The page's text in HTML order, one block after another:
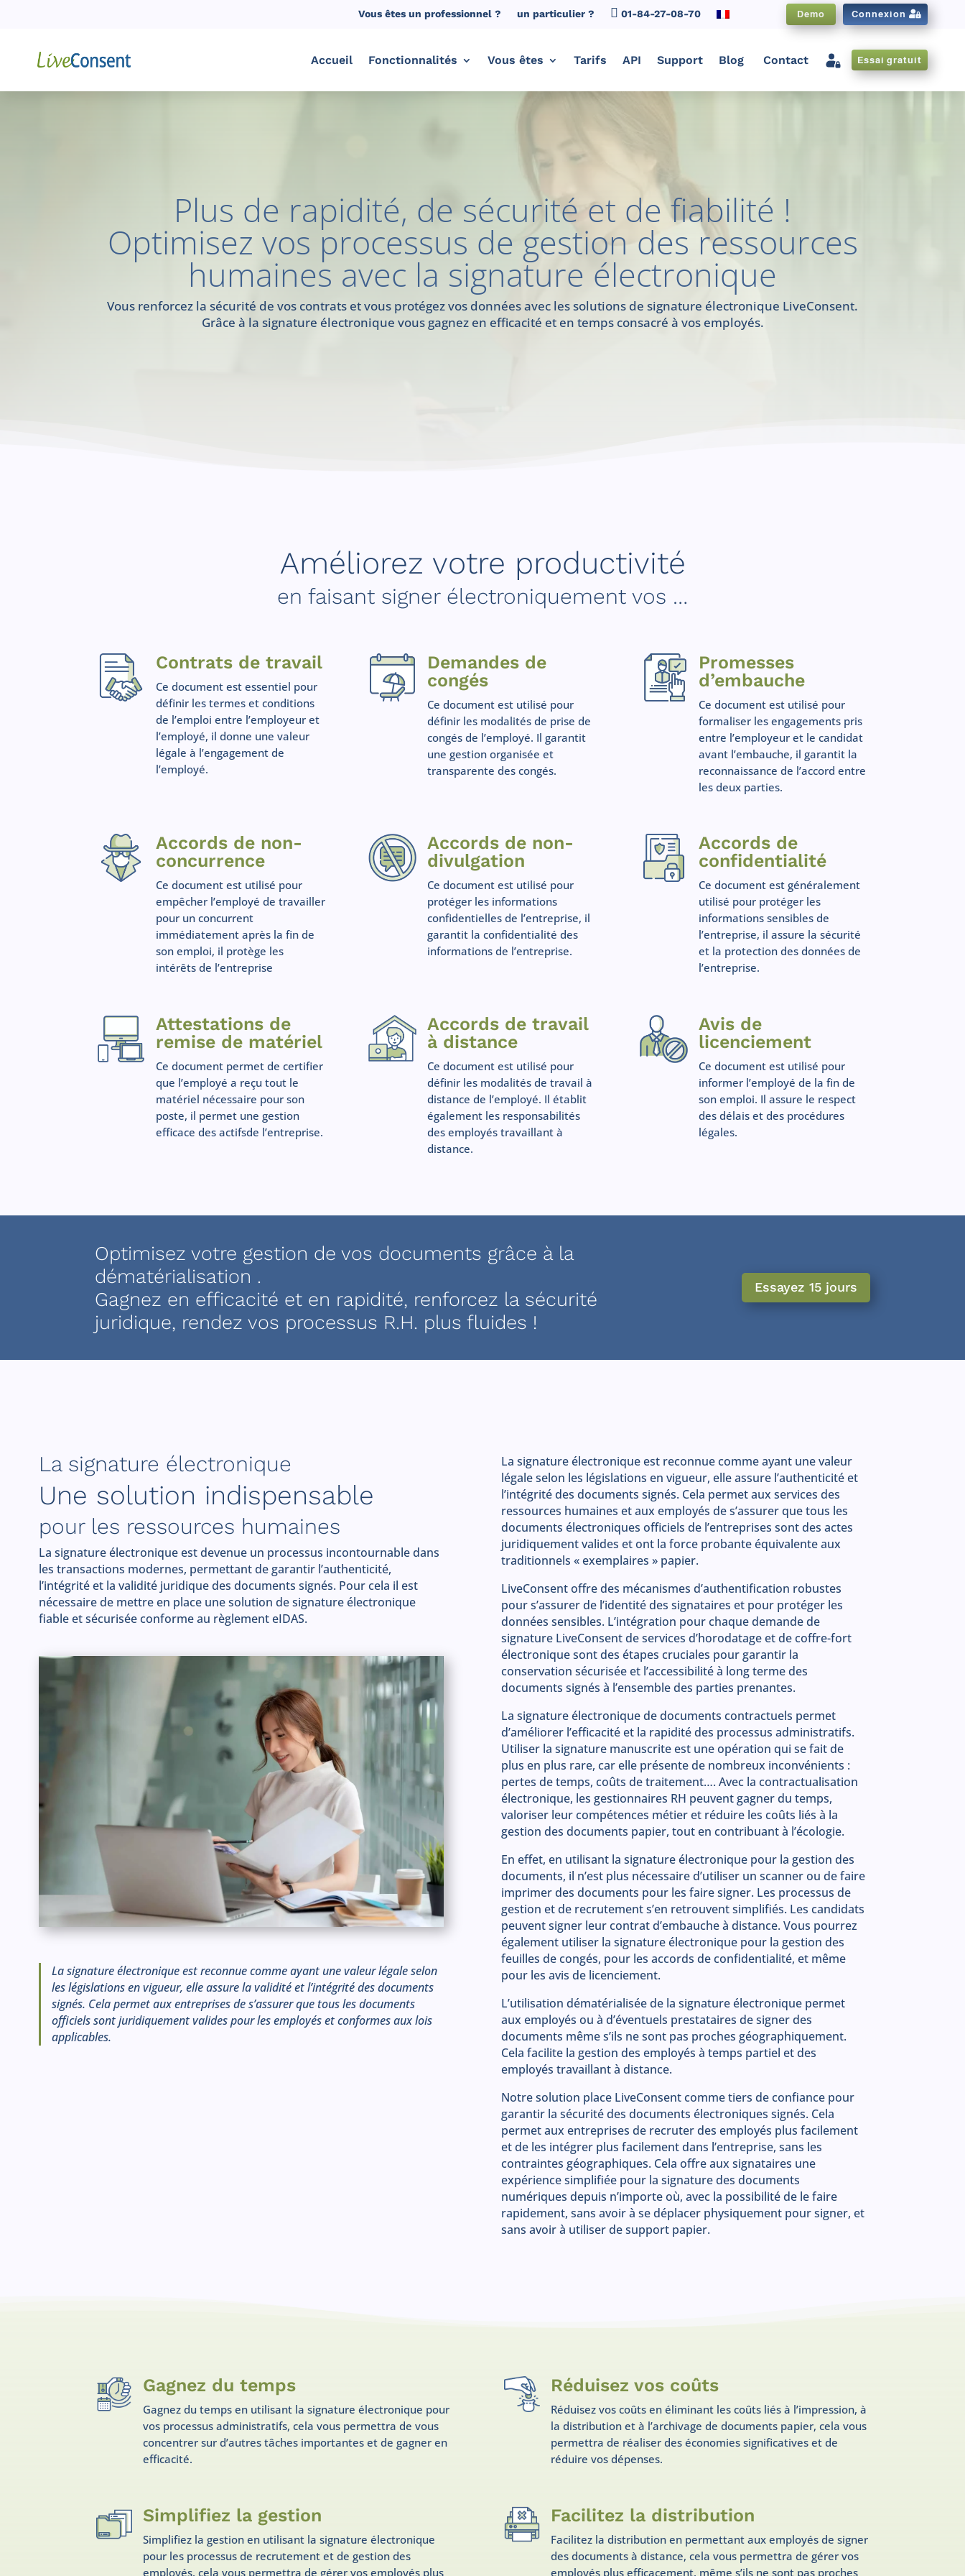
Vous êtes un professionnel ? un particulier ? 01-84-27-08-70 Demo Connexion
Accueil Fonctionnalités Vous êtes Tarifs API Support Blog Contact CNX FREssai gratuit
Plus de rapidité, de sécurité et de fiabilité !
Optimisez vos processus de gestion des ressources
humaines avec la signature électronique
Vous renforcez la sécurité de vos contrats et vous protégez vos données avec les solutions de signature électronique LiveConsent.
Grâce à la signature électronique vous gagnez en efficacité et en temps consacré à vos employés.
Améliorez votre productivité
en faisant signer électroniquement vos …
Contrats de travail
Ce document est essentiel pour
définir les termes et conditions
de l’emploi entre l’employeur et
l’employé, il donne une valeur
légale à l’engagement de
l’employé.
Demandes de
congés
Ce document est utilisé pour
définir les modalités de prise de
congés de l’employé. Il garantit
une gestion organisée et
transparente des congés.
Promesses
d’embauche
Ce document est utilisé pour
formaliser les engagements pris
entre l’employeur et le candidat
avant l’embauche, il garantit la
reconnaissance de l’accord entre
les deux parties.
Accords de non-
concurrence
Ce document est utilisé pour
empêcher l’employé de travailler
pour un concurrent
immédiatement après la fin de
son emploi, il protège les
intérêts de l’entreprise
Accords de non-
divulgation
Ce document est utilisé pour
protéger les informations
confidentielles de l’entreprise, il
garantit la confidentialité des
informations de l’entreprise.
Accords de
confidentialité
Ce document est généralement
utilisé pour protéger les
informations sensibles de
l’entreprise, il assure la sécurité
et la protection des données de
l’entreprise.
Attestations de
remise de matériel
Ce document permet de certifier
que l’employé a reçu tout le
matériel nécessaire pour son
poste, il permet une gestion
efficace des actifsde l’entreprise.
Accords de travail
à distance
Ce document est utilisé pour
définir les modalités de travail à
distance de l’employé. Il établit
également les responsabilités
des employés travaillant à
distance.
Avis de
licenciement
Ce document est utilisé pour
informer l’employé de la fin de
son emploi. Il assure le respect
des délais et des procédures
légales.
Optimisez votre gestion de vos documents grâce à la
dématérialisation .
Gagnez en efficacité et en rapidité, renforcez la sécurité
juridique, rendez vos processus R.H. plus fluides !
Essayez 15 jours
La signature électronique
Une solution indispensable
pour les ressources humaines
La signature électronique est devenue un processus incontournable dans
les transactions modernes, permettant de garantir l’authenticité,
l’intégrité et la validité juridique des documents signés. Pour cela il est
nécessaire de mettre en place une solution de signature électronique
fiable et sécurisée conforme au règlement eIDAS.
La signature électronique est reconnue comme ayant une valeur légale selon
les législations en vigueur, elle assure la validité et l’intégrité des documents
signés. Cela permet aux entreprises de s’assurer que tous les documents
officiels sont juridiquement valides pour les employés et conformes aux lois
applicables.
La signature électronique est reconnue comme ayant une valeur
légale selon les législations en vigueur, elle assure l’authenticité et
l’intégrité des documents signés. Cela permet aux services des
ressources humaines et aux employés de s’assurer que tous les
documents électroniques officiels de l’entreprises sont des actes
juridiquement valides et ont la force probante équivalente aux
traditionnels « exemplaires » papier.
LiveConsent offre des mécanismes d’authentification robustes
pour s’assurer de l’identité des signataires et pour protéger les
données sensibles. L’intégration pour chaque demande de
signature LiveConsent de services d’horodatage et de coffre-fort
électronique sont des étapes cruciales pour garantir la
conservation sécurisée et l’accessibilité à long terme des
documents signés à l’ensemble des parties prenantes.
La signature électronique de documents contractuels permet
d’améliorer l’efficacité et la rapidité des processus administratifs.
Utiliser la signature manuscrite est une opération qui se fait de
plus en plus rare, car elle présente de nombreux inconvénients :
pertes de temps, coûts de traitement…. Avec la contractualisation
électronique, les gestionnaires RH peuvent gagner du temps,
valoriser leur compétences métier et réduire les coûts liés à la
gestion des documents papier, tout en contribuant à l’écologie.
En effet, en utilisant la signature électronique pour la gestion des
documents, il n’est plus nécessaire d’utiliser un scanner ou de faire
imprimer des documents pour les faire signer. Les processus de
gestion et de recrutement s’en retrouvent simplifiés. Les candidats
peuvent signer leur contrat d’embauche à distance. Vous pourrez
également utiliser la signature électronique pour la gestion des
feuilles de congés, pour les accords de confidentialité, et même
pour les avis de licenciement.
L’utilisation dématérialisée de la signature électronique permet
aux employés ou à d’éventuels prestataires de signer des
documents même s’ils ne sont pas proches géographiquement.
Cela facilite la gestion des employés à temps partiel et des
employés travaillant à distance.
Notre solution place LiveConsent comme tiers de confiance pour
garantir la sécurité des documents électroniques signés. Cela
permet aux entreprises de recruter des employés plus facilement
et de les intégrer plus facilement dans l’entreprise, sans les
contraintes géographiques. Cela offre aux signataires une
expérience simplifiée pour la signature des documents
numériques depuis n’importe où, avec la possibilité de le faire
rapidement, sans avoir à se déplacer physiquement pour signer, et
sans avoir à utiliser de support papier.
Gagnez du temps
Gagnez du temps en utilisant la signature électronique pour
vos processus administratifs, cela vous permettra de vous
concentrer sur d’autres tâches importantes et de gagner en
efficacité.
Réduisez vos coûts
Réduisez vos coûts en éliminant les coûts liés à l’impression, à
la distribution et à l’archivage de documents papier, cela vous
permettra de réaliser des économies significatives et de
réduire vos dépenses.
Simplifiez la gestion
Simplifiez la gestion en utilisant la signature électronique
pour les processus de recrutement et de gestion des
employés, cela vous permettra de gérer vos employés plus
Facilitez la distribution
Facilitez la distribution en permettant aux employés de signer
des documents à distance, cela vous permettra de gérer vos
employés plus efficacement, même s’ils ne sont pas proches